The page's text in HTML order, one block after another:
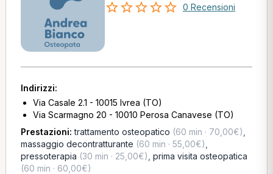
0 Recensioni
Indirizzi:
Via Casale 2.1 - 10015 Ivrea (TO)
Via Scarmagno 20 - 10010 Perosa Canavese (TO)
Prestazioni:trattamento osteopatico (60 min · 70,00€)
massaggio decontratturante (60 min · 55,00€)
pressoterapia (30 min · 25,00€) prima visita osteopatica
(60 min · 60,00€)